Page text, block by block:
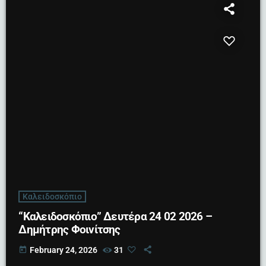
Καλειδοσκόπιο
“Καλειδοσκόπιο” Δευτέρα 24 02 2026 –
Δημήτρης Φοινίτσης
today February 24, 2026 31